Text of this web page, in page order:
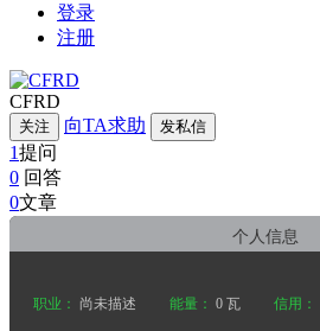
登录
注册
CFRD
关注 向TA求助 发私信
1提问
0 回答
0文章
个人信息
职业： 尚未描述 能量： 0 瓦 信用：